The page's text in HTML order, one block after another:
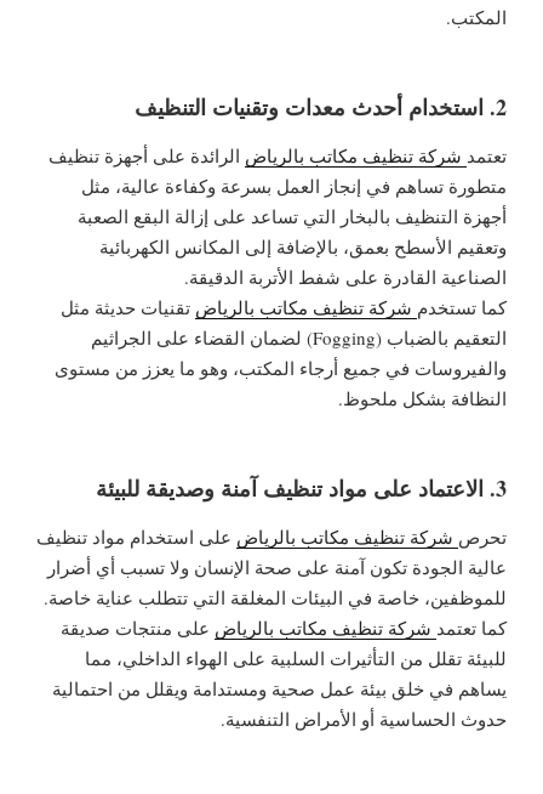
المكتب.
2. استخدام أحدث معدات وتقنيات التنظيف
تعتمد شركة تنظيف مكاتب بالرياض الرائدة على أجهزة تنظيف
متطورة تساهم في إنجاز العمل بسرعة وكفاءة عالية، مثل
أجهزة التنظيف بالبخار التي تساعد على إزالة البقع الصعبة
وتعقيم الأسطح بعمق، بالإضافة إلى المكانس الكهربائية
الصناعية القادرة على شفط الأتربة الدقيقة.
كما تستخدم شركة تنظيف مكاتب بالرياض تقنيات حديثة مثل
التعقيم بالضباب (Fogging) لضمان القضاء على الجراثيم
والفيروسات في جميع أرجاء المكتب، وهو ما يعزز من مستوى
النظافة بشكل ملحوظ.
3. الاعتماد على مواد تنظيف آمنة وصديقة للبيئة
تحرص شركة تنظيف مكاتب بالرياض على استخدام مواد تنظيف
عالية الجودة تكون آمنة على صحة الإنسان ولا تسبب أي أضرار
للموظفين، خاصة في البيئات المغلقة التي تتطلب عناية خاصة.
كما تعتمد شركة تنظيف مكاتب بالرياض على منتجات صديقة
للبيئة تقلل من التأثيرات السلبية على الهواء الداخلي، مما
يساهم في خلق بيئة عمل صحية ومستدامة ويقلل من احتمالية
حدوث الحساسية أو الأمراض التنفسية.